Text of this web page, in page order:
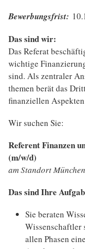
Bewerbungsfrist:
Das sind wir:
Das Referat
wichtige
sind. Als zentraler
themen berät das
finanziellen
Wir suchen Sie:
Referent Finanzen
(m/w/d)
am Standort München
Das sind Ihre
Sie beraten
Wissenschaftler
allen Phasen